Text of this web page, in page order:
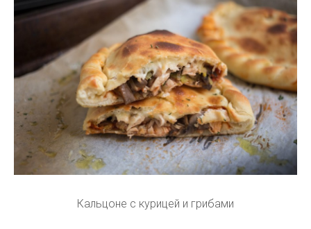
Кальцоне с курицей и грибами